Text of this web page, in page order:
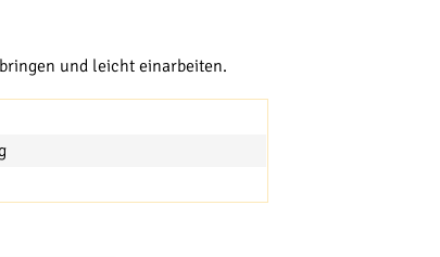
und leicht einarbeiten.